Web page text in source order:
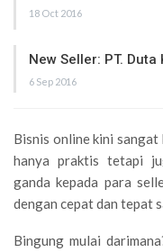
18 Oct 2016
New Seller: PT.
6 Sep 2016
Bisnis online kini sangat
hanya praktis tetapi
ganda kepada para
dengan cepat dan tepat
Bingung mulai